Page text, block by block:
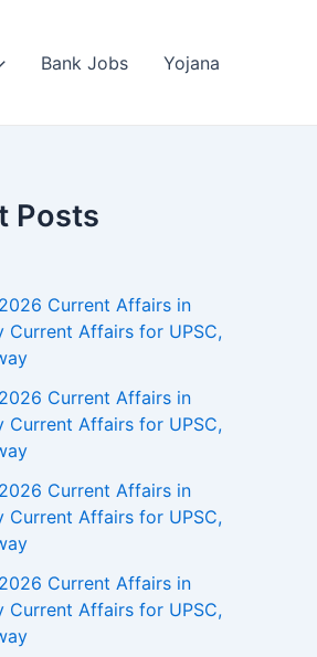
Bank Jobs Yojana
Posts
Current Affairs in
Current Affairs for UPSC,
Current Affairs in
Current Affairs for UPSC,
Current Affairs in
Current Affairs for UPSC,
Current Affairs in
Current Affairs for UPSC,